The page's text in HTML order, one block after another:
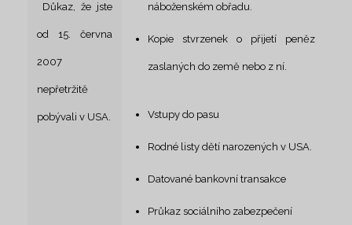
náboženském obřadu.
Kopie stvrzenek o přijetí peněz
zaslaných do země nebo z ní.
Vstupy do pasu
Rodné listy dětí narozených v USA.
Datované bankovní transakce
Průkaz sociálního zabezpečení
Důkaz, že jste
od 15. června
2007
nepřetržitě
pobývali v USA.